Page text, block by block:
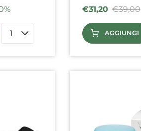
€31,20 €39,00
AGGIUNGI